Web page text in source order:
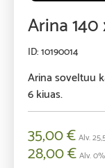
Arina
10190014
Arina soveltuu
6 kiuas.
35,00€Alv.
28,00€Alv. 0%